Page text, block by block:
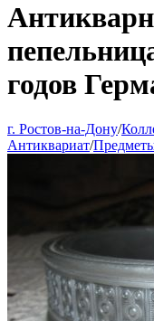
годов
г. Ростов-на-Дону/
Антиквариат/